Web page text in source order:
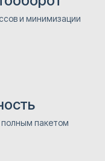
и минимизации
полным пакетом